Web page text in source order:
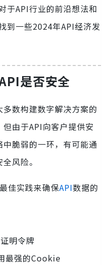
于API行业的前沿想法和
到一些2024年API经济发
是否安全
多数构建数字解决方案的
由于API向客户提供安
脆弱的一环，有可能通
风险。
佳实践来确保API数据的
明令牌
最强的Cookie